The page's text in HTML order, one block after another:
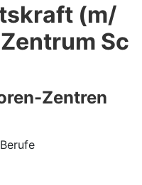
(m/
Sc
Zentren